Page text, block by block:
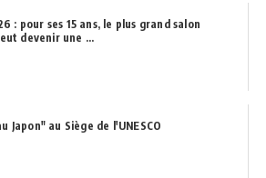
: pour ses 15 ans, le plus grand salon
devenir une ...
Japon" au Siège de l'UNESCO